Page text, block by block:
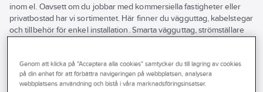
inom el. Oavsett om du jobbar med kommersiella fastigheter eller
privatbostad har vi sortimentet. Här finner du vägguttag, kabelstegar
och tillbehör för enkel installation. Smarta vägguttag, strömställare
Utforska vårt breda utbud av belysning och tillbehör här i
webbutiken eller besök din närmsta Ahlsellbutik.
Genom att klicka på "Acceptera alla cookies" samtycker du till lagring av cookies
på din enhet för att förbättra navigeringen på webbplatsen, analysera
webbplatsens användning och bistå i våra marknadsföringsinsatser.